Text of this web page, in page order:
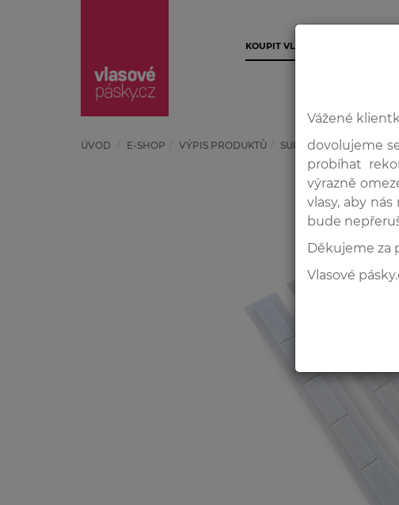
KOUPIT VLASOVÉ PÁSKY
ÚVOD E-SHOP VÝPIS PRODUKTŮ SUPER STRONG LEPÍCÍ
Vážené
dovolujeme
probíhat
výrazně
vlasy, aby
bude
Děkujeme za
Vlasové